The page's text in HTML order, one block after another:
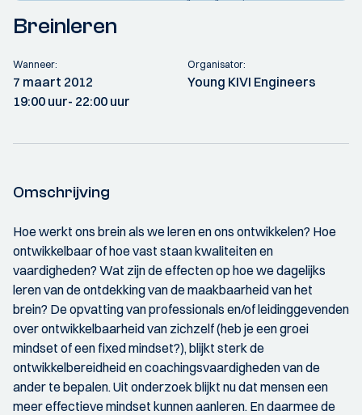
Breinleren
Wanneer:
7 maart 2012
19:00 uur- 22:00 uur
Organisator:
Young KIVI Engineers
Omschrijving
Hoe werkt ons brein als we leren en ons ontwikkelen? Hoe
ontwikkelbaar of hoe vast staan kwaliteiten en
vaardigheden? Wat zijn de effecten op hoe we dagelijks
leren van de ontdekking van de maakbaarheid van het
brein? De opvatting van professionals en/of leidinggevenden
over ontwikkelbaarheid van zichzelf (heb je een groei
mindset of een fixed mindset?), blijkt sterk de
ontwikkelbereidheid en coachingsvaardigheden van de
ander te bepalen. Uit onderzoek blijkt nu dat mensen een
meer effectieve mindset kunnen aanleren. En daarmee de